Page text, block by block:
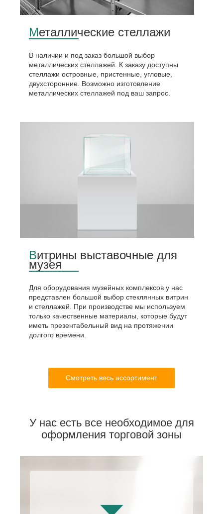
Металлические стеллажи
В наличии и под заказ большой выбор
металлических стеллажей. К заказу доступны
стеллажи островные, пристенные, угловые,
двухсторонние. Возможно изготовление
металлических стеллажей под ваш запрос.
Витрины выставочные для
музея
Для оборудования музейных комплексов у нас
представлен большой выбор стеклянных витрин
и стеллажей. При производстве мы используем
только качественные материалы, которые будут
иметь презентабельный вид на протяжении
долгого времени.
Смотреть весь ассортимент
У нас есть все необходимое для
оформления торговой зоны